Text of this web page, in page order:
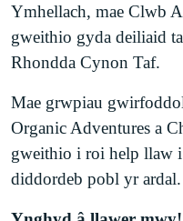
Ymhellach, mae Clwb
gweithio gyda deiliaid
Rhondda Cynon Taf.
Mae grwpiau
Organic Adventures a
gweithio i roi help llaw
diddordeb pobl yr ardal.